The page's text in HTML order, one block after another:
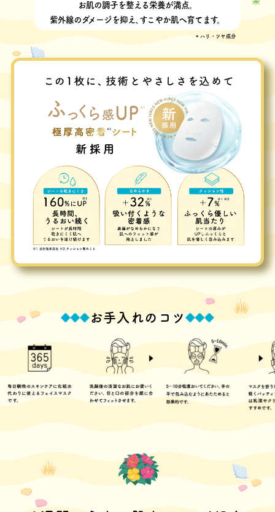
お肌の調子を整える栄養が満点。
紫外線のダメージを抑え､すこやか肌へ育てます。
＊ハリ・ツヤ成分
お手入れのコツ